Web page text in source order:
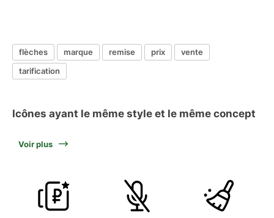
flèches marque remise prix
vente
tarification
Icônes ayant le même style et le même concept
Voir plus